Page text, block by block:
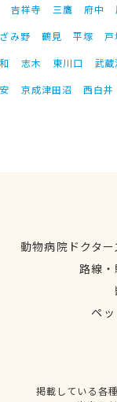
吉祥寺 三鷹 府中
み野 鶴見 平塚
志木 東川口
武
京成津田沼 西白井
動物病院ドクタ
路線
ペ
掲載している各